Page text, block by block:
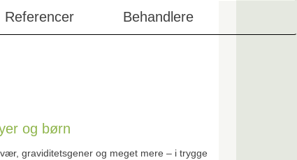
Referencer Behandlere
og børn
graviditetsgener og meget mere – i trygge